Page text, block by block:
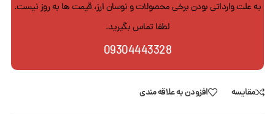
به علت وارداتی بودن برخی محصولات و نوسان ارز، قیمت ها به روز نیست.
لطفا تماس بگیرید.
09304443328
مقایسه افزودن به علاقه مندی